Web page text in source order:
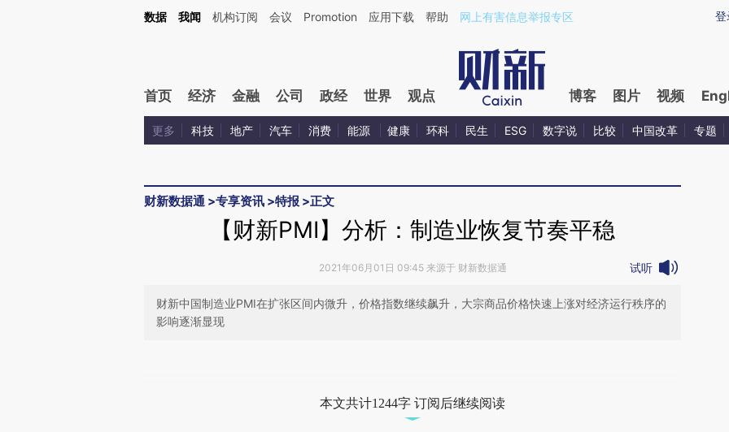
登
数据 我闻 机构订阅 会议 Promotion 应用下载 帮助 网上有害信息举报专区
首页 经济 金融 公司 政经 世界 观点 博客 图片 视频
更多 科技 地产 汽车 消费 能源 健康 环科 民生 ESG 数字说 比较 中国改革 专题
财新数据通 >专享资讯 >特报 >正文
【财新PMI】分析：制造业恢复节奏平稳
2021年06月01日 09:45 来源于 财新数据通 试听
财新中国制造业PMI在扩张区间内微升，价格指数继续飙升，大宗商品价格快速上涨对经济运行秩序的
影响逐渐显现
本文共计1244字 订阅后继续阅读